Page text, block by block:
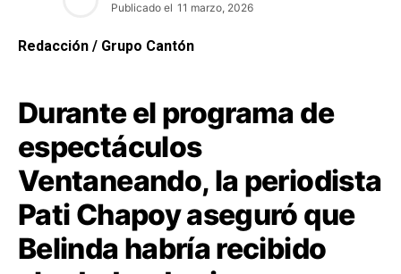
Publicado el 11 marzo, 2026
Redacción / Grupo Cantón
Durante el programa de
espectáculos
Ventaneando, la periodista
Pati Chapoy aseguró que
Belinda habría recibido